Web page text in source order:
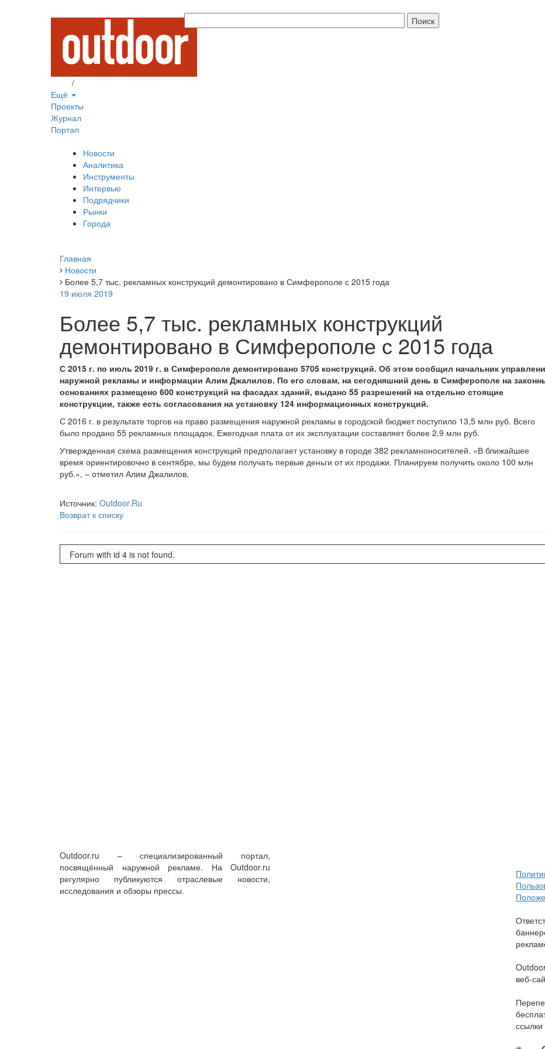
/
Ещё
Проекты
Журнал
Портал
Новости
Аналитика
Инструменты
Интервью
Подрядчики
Рынки
Города
Главная
Новости
Более 5,7 тыс. рекламных конструкций демонтировано в Симферополе с 2015 года
19 июля 2019
Более 5,7 тыс. рекламных конструкций
демонтировано в Симферополе с 2015 года
С 2015 г. по июль 2019 г. в Симферополе демонтировано 5705 конструкций. Об этом сообщил начальник
наружной рекламы и информации Алим Джалилов. По его словам, на сегодняшний день в Симферополе на
основаниях размещено 600 конструкций на фасадах зданий, выдано 55 разрешений на отдельно стоящие
конструкции, также есть согласования на установку 124 информационных конструкций.
С 2016 г. в результате торгов на право размещения наружной рекламы в городской бюджет поступило 13,5 млн руб. Всего
было продано 55 рекламных площадок. Ежегодная плата от их эксплуатации составляет более 2,9 млн руб.
Утвержденная схема размещения конструкций предполагает установку в городе 382 рекламноносителей. «В ближайшее
время ориентировочно в сентябре, мы будем получать первые деньги от их продажи. Планируем получить около 100 млн
руб.», – отметил Алим Джалилов.
Источник: Outdoor.Ru
Возврат к списку
Forum with id 4 is not found.
Outdoor.ru – специализированный портал,
посвящённый наружной рекламе. На Outdoor.ru
регулярно публикуются отраслевые новости,
исследования и обзоры прессы.
веб-
ссылки